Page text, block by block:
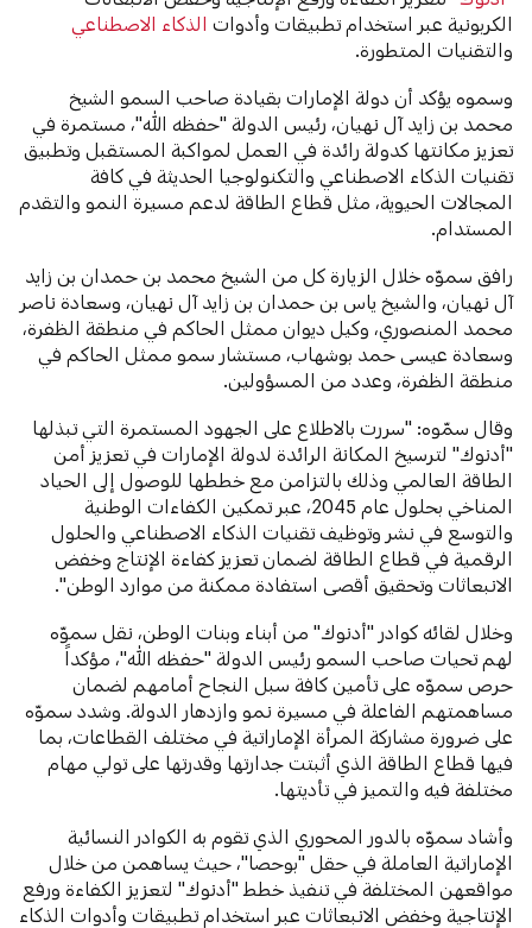
الكربونية عبر استخدام تطبيقات وأدوات الذكاء الاصطناعي
والتقنيات المتطورة.
وسموه يؤكد أن دولة الإمارات بقيادة صاحب السمو الشيخ
محمد بن زايد آل نهيان، رئيس الدولة "حفظه الله"، مستمرة في
تعزيز مكانتها كدولة رائدة في العمل لمواكبة المستقبل وتطبيق
تقنيات الذكاء الاصطناعي والتكنولوجيا الحديثة في كافة
المجالات الحيوية، مثل قطاع الطاقة لدعم مسيرة النمو والتقدم
المستدام.
رافق سموّه خلال الزيارة كل من الشيخ محمد بن حمدان بن زايد
آل نهيان، والشيخ ياس بن حمدان بن زايد آل نهيان، وسعادة ناصر
محمد المنصوري، وكيل ديوان ممثل الحاكم في منطقة الظفرة،
وسعادة عيسى حمد بوشهاب، مستشار سمو ممثل الحاكم في
منطقة الظفرة، وعدد من المسؤولين.
وقال سمّوه: "سررت بالاطلاع على الجهود المستمرة التي تبذلها
"أدنوك" لترسيخ المكانة الرائدة لدولة الإمارات في تعزيز أمن
الطاقة العالمي وذلك بالتزامن مع خططها للوصول إلى الحياد
المناخي بحلول عام 2045، عبر تمكين الكفاءات الوطنية
والتوسع في نشر وتوظيف تقنيات الذكاء الاصطناعي والحلول
الرقمية في قطاع الطاقة لضمان تعزيز كفاءة الإنتاج وخفض
الانبعاثات وتحقيق أقصى استفادة ممكنة من موارد الوطن".
وخلال لقائه كوادر "أدنوك" من أبناء وبنات الوطن، نقل سموّه
لهم تحيات صاحب السمو رئيس الدولة "حفظه الله"، مؤكداً
حرص سموّه على تأمين كافة سبل النجاح أمامهم لضمان
مساهمتهم الفاعلة في مسيرة نمو وازدهار الدولة. وشدد سموّه
على ضرورة مشاركة المرأة الإماراتية في مختلف القطاعات، بما
فيها قطاع الطاقة الذي أثبتت جدارتها وقدرتها على تولي مهام
مختلفة فيه والتميز في تأديتها.
وأشاد سموّه بالدور المحوري الذي تقوم به الكوادر النسائية
الإماراتية العاملة في حقل "بوحصا"، حيث يساهمن من خلال
مواقعهن المختلفة في تنفيذ خطط "أدنوك" لتعزيز الكفاءة ورفع
الإنتاجية وخفض الانبعاثات عبر استخدام تطبيقات وأدوات الذكاء